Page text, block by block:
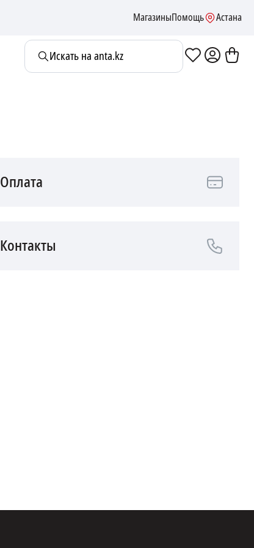
МагазиныПомощь Астана
Искать на anta.kz
Оплата
Контакты